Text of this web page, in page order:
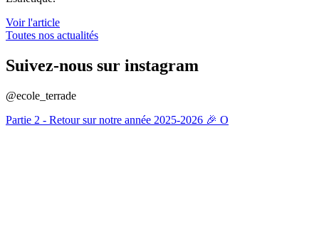
Voir l'article
Toutes nos actualités
Suivez-nous sur instagram
@ecole_terrade
Partie 2 - Retour sur notre année 2025-2026 🎉 O